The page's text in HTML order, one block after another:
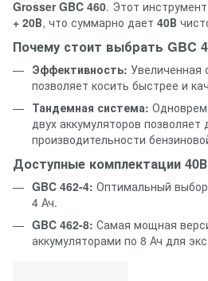
Grosser GBC 460. Этот
+ 20В, что суммарно дает 40В
Почему стоит выбрать GBC
Эффективность: Увеличенная
позволяет косить быстрее и
Тандемная система:
двух аккумуляторов позволяет
производительности
Доступные комплектации
GBC 462-4: Оптимальный
4 Ач.
GBC 462-8: Самая мощная
аккумуляторами по 8 Ач для